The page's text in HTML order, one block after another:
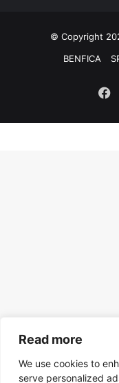
Read more
We use cookies to
serve personalized
© Copyright
BENFICA